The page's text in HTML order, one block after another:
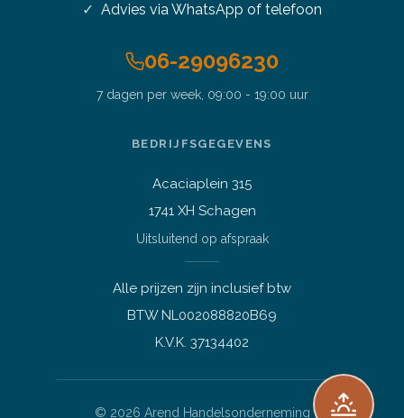
Advies via WhatsApp of telefoon
06-29096230
7 dagen per week, 09:00 - 19:00 uur
BEDRIJFSGEGEVENS
Acaciaplein 315
1741 XH Schagen
Uitsluitend op afspraak
Alle prijzen zijn inclusief btw
BTW NL002088820B69
K.V.K. 37134402
© 2026 Arend Handelsonderneming
14 inch Dell 7490 i5-8350U
Welk apparaat past bij mij?
Afhalen of bezichtigen
Verzending, status of afhalen